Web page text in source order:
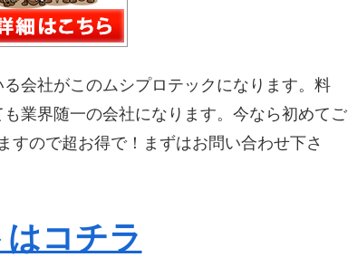
会社がこのムシプロテックになります。料
業界随一の会社になります。今なら初めてご
すので超お得で！まずはお問い合わせ下さ
コチラ